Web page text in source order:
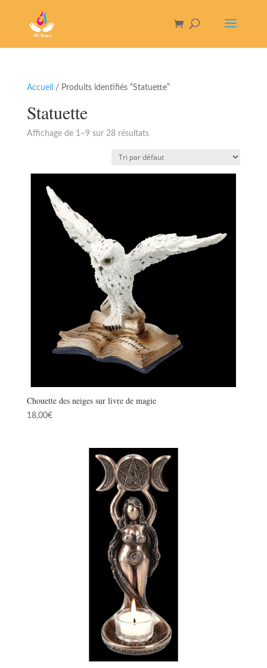
Accueil / Produits identifiés “Statuette”
Statuette
Affichage de 1–9 sur 28 résultats
Chouette des neiges sur livre de magie
18,00€